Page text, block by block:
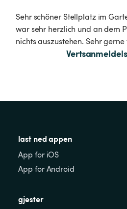
Sehr schöner Stellplatz im
war sehr herzlich und an dem
nichts auszustehen. Sehr
last ned appen
App for iOS
App for Android
gjester